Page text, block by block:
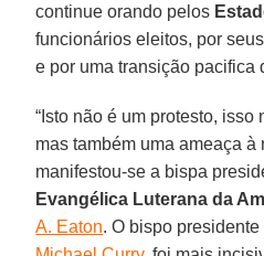
continue orando pelos
funcionários eleitos, por
e por uma transição pacifica
“Isto não é um protesto,
mas também uma ameaça à
manifestou-se a bispa
Evangélica Luterana da
A. Eaton. O bispo presidente